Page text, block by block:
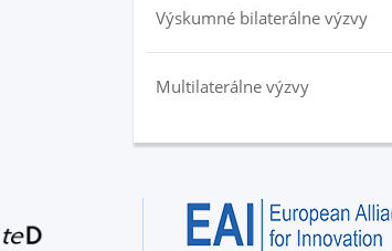
Výskumné bilaterálne výzvy
Multilaterálne výzvy